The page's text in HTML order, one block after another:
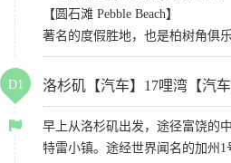
【圆石滩 Pebble Beach】
著名的度假胜地，也是柏树角俱
D1 洛杉矶【汽车】17哩湾【汽
早上从洛杉矶出发，途径富饶的
特雷小镇。途经世界闻名的加州